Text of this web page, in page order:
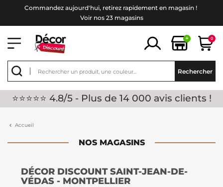
Commandez aujourd'hui, retirez rapidement en magasin !
Voir nos 23 magasins
+ 0
Rechercher
⭐⭐⭐⭐⭐ 4.8/5 - Plus de 14 000 avis clients !
Accueil
NOS MAGASINS
DÉCOR DISCOUNT SAINT-JEAN-DE-
VÉDAS - MONTPELLIER